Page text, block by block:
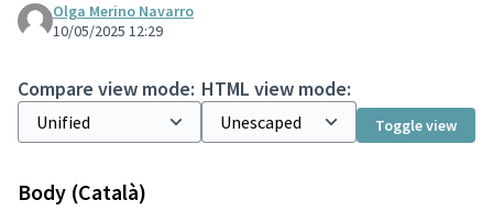
Olga Merino Navarro
10/05/2025 12:29
Compare view mode: HTML view mode:
Toggle view
Body (Català)